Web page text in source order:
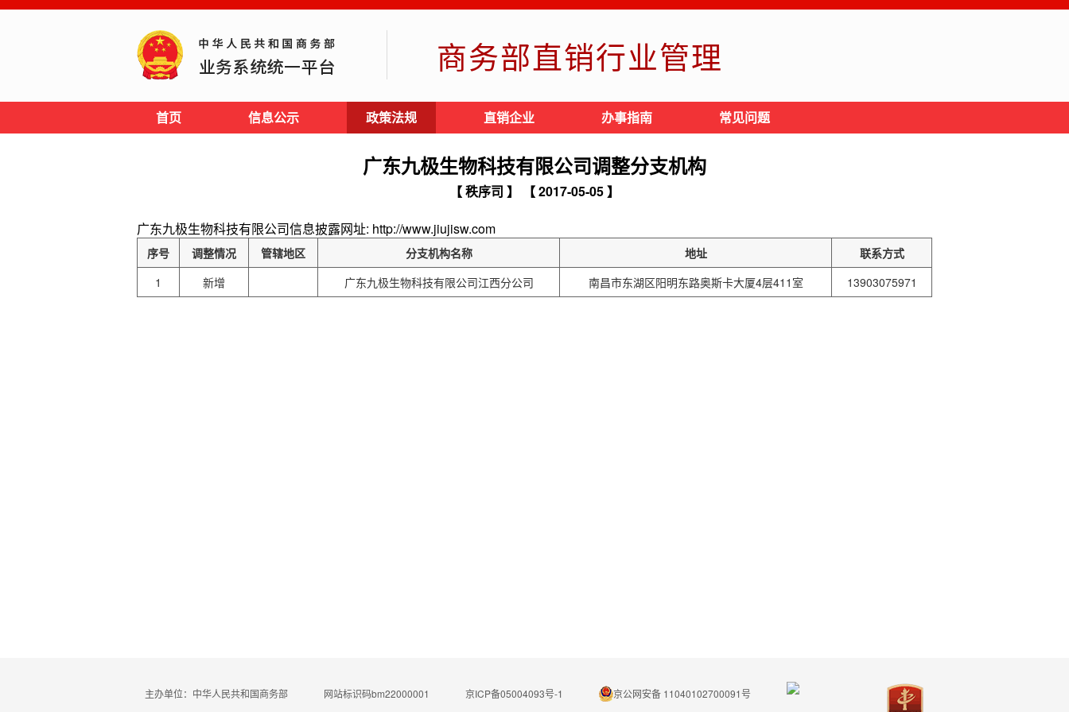
商务部直销行业管理
首页 信息公示 政策法规 直销企业 办事指南 常见问题
广东九极生物科技有限公司调整分支机构
【 秩序司 】 【 2017-05-05 】
广东九极生物科技有限公司信息披露网址: http://www.jiujisw.com
序号 调整情况 管辖地区 分支机构名称 地址
联系方式
1
新增 广东九极生物科技有限公司江西分公司 南昌市东湖区阳明东路奥斯卡大厦4层411室 13903075971
主办单位：中华人民共和国商务部 网站标识码bm22000001 京ICP备05004093号-1
京公网安备 11040102700091号